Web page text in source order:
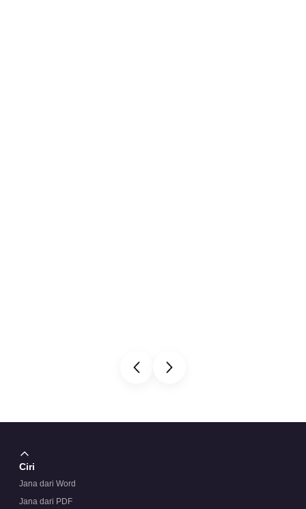
Ciri
Jana dari Word
Jana dari PDF